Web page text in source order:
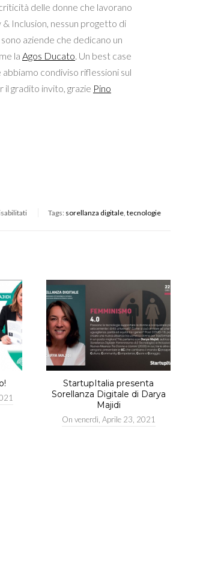
delle donne che lavorano
Inclusion, nessun progetto di
aziende che dedicano un
la Agos Ducato. Un best case
condiviso riflessioni sul
il gradito invito, grazie Pino
Tags: sorellanza digitale tecnologie
StartupItalia presenta
Sorellanza Digitale di Darya
Majidi
On venerdì, Aprile 23, 2021